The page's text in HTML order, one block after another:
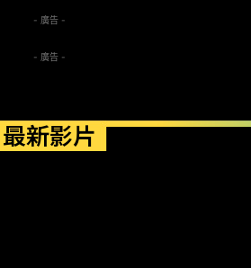
- 廣告 -
- 廣告 -
最新影片